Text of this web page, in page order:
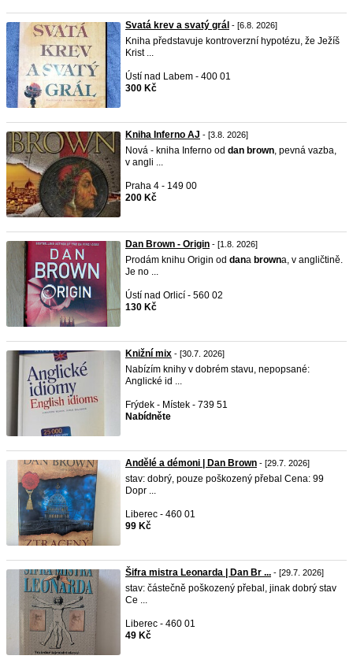
Svatá krev a svatý grál - [6.8. 2026]
Kniha představuje kontroverzní hypotézu, že Ježíš
Krist ...
Ústí nad Labem - 400 01
300 Kč
Kniha Inferno AJ - [3.8. 2026]
Nová - kniha Inferno od dan brown, pevná vazba,
v angli ...
Praha 4 - 149 00
200 Kč
Dan Brown - Origin - [1.8. 2026]
Prodám knihu Origin od dana browna, v angličtině.
Je no ...
Ústí nad Orlicí - 560 02
130 Kč
Knižní mix - [30.7. 2026]
Nabízím knihy v dobrém stavu, nepopsané:
Anglické id ...
Frýdek - Místek - 739 51
Nabídněte
Andělé a démoni | Dan Brown - [29.7. 2026]
stav: dobrý, pouze poškozený přebal Cena: 99
Dopr ...
Liberec - 460 01
99 Kč
Šifra mistra Leonarda | Dan Br ... - [29.7. 2026]
stav: částečně poškozený přebal, jinak dobrý stav
Ce ...
Liberec - 460 01
49 Kč